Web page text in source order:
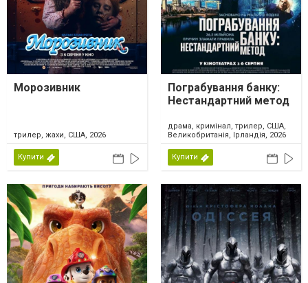
Морозивник
трилер, жахи, США, 2026
Купити
Пограбування банку:
Нестандартний метод
драма, кримінал, трилер, США,
Великобританія, Ірландія, 2026
Купити